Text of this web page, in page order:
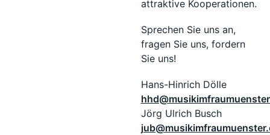
attraktive Kooperationen.
Sprechen Sie uns an,
fragen Sie uns, fordern
Sie uns!
Hans-Hinrich Dölle
Jörg Ulrich Busch